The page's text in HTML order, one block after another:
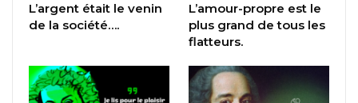
L’argent était le venin
de la société….
L’amour-propre est le
plus grand de tous les
flatteurs.